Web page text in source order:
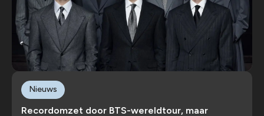
Recordomzet door BTS-wereldtour, maar
Nieuws